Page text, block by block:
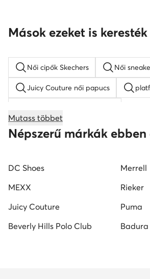
Mások ezeket is keresték
Női cipők Skechers Női
Juicy Couture női papucs
női éksarkú szandálok női
Mutass többet
Népszerű márkák
DC Shoes Merrell
MEXX
Rieker
Juicy Couture
Puma
Beverly Hills Polo Club
Badura